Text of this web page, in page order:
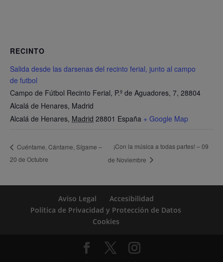
RECINTO
Salida desde las darsenas del recinto ferial, junto al campo
de futbol
Campo de Fútbol Recinto Ferial, P.º de Aguadores, 7, 28804
Alcalá de Henares, Madrid
Alcalá de Henares, Madrid 28801 España + Google Map
Cuéntame, Cántame, Sígame –
20 de Octubre
¡Con la música a todas partes! – 09
de Noviembre
Aviso Legal
Accesibilidad
Política de Privacidad y Protección de Datos
Cookies